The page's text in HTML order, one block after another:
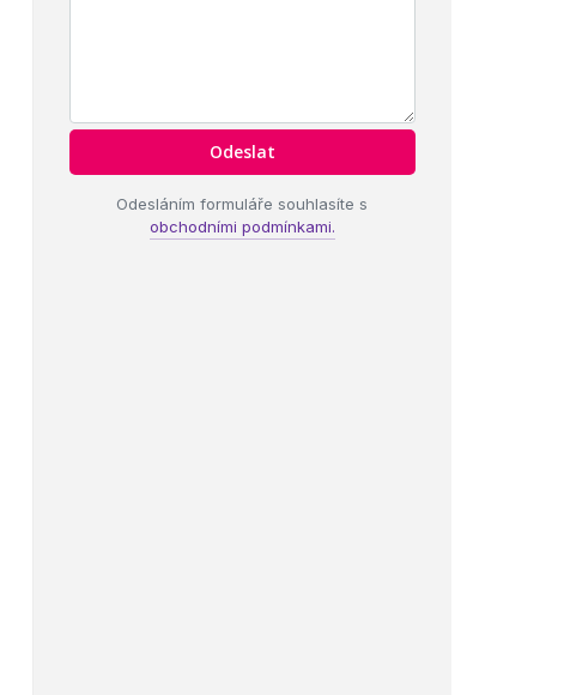
Odesláním formuláře souhlasíte s
obchodními podmínkami.